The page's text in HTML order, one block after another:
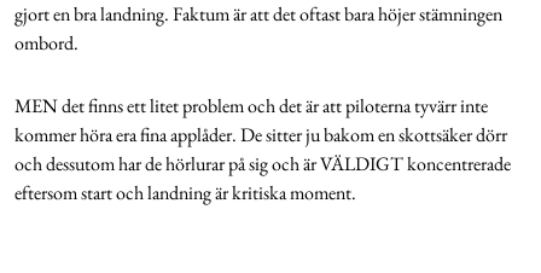
gjort en bra landning. Faktum är att det oftast bara höjer stämningen
ombord.
MEN det finns ett litet problem och det är att piloterna tyvärr inte
kommer höra era fina applåder. De sitter ju bakom en skottsäker dörr
och dessutom har de hörlurar på sig och är VÄLDIGT koncentrerade
eftersom start och landning är kritiska moment.